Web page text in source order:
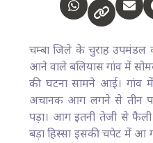
चम्बा जिले के चुराह उपमंडल
आने वाले बलियास गांव में
की घटना सामने आई। गांव
अचानक आग लगने से तीन
पड़ा। आग इतनी तेजी से
बड़ा हिस्सा इसकी चपेट में आ